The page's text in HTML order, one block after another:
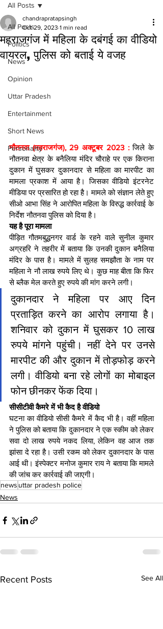
All Posts
Politics
News
Opinion
Uttar Pradesh
Entertainment
Short News
Personality
All Posts
महराजगंज में महिला के दबंगई का वीडियो
वायरल, पुलिस को बताई ये वजह
chandrapratapsingh
Oct 29, 2023 1 min read
नौतनवा (महराजगंज), 29 अक्टूबर 2023 : जिले के
नौतनवा क्षेत्र के बनैलिया मंदिर चौराहे पर एक किराना
दुकान में घुसकर दुकानदार से महिला का मारपीट का
मामला प्रकाश में आया है। जिसका वीडियो इंटरनेट
मीडिया पर प्रसारित हो रहा है। मामले को संज्ञान लेते हुए
सीओ आभा सिंह ने आरोपित महिला के विरुद्ध कार्रवाई के
निर्देश नौतनवा पुलिस को दिया है।
यह है पूरा मामला
पीड़ित गौतमबुद्धनगर वार्ड के रहने वाले सुनील कुमार
अग्रहरि ने तहरीर में बताया कि उनकी दुकान बनैलिया
मंदिर के पास है। मामले में सुलह समझौता के नाम पर
महिला ने नौ लाख रुपये लिए थे। कुछ माह बीता कि फिर
से ब्लैक मेल करते हुए रुपये की मांग करने लगी।
दुकानदार ने महिला पर आए दिन
प्रताड़ित करने का आरोप लगाया है।
शनिवार को दुकान में घुसकर 10 लाख
रुपये मांगने पहुंची। नहीं देने पर उनसे
मारपीट की और दुकान में तोड़फोड़ करने
लगी। वीडियो बना रहे लोगों का मोबाइल
फोन छीनकर फेंक दिया।
सीसीटीवी कैमरे में भी कैद है वीडियो
घटना का वीडियो सीसी कैमरे में कैद भी है। वहीं महिला
ने पुलिस को बताया कि दुकानदार ने एक स्कीम को लेकर
सवा दो लाख रुपये नकद लिया, लेकिन वह आज तक
झांसा दे रहा है। उसी रकम को लेकर दुकानदार के पास
आई थी। इंस्पेक्टर मनोज कुमार राय ने बताया कि मामले
की जांच कर कार्रवाई की जाएगी।
news uttar pradesh police
News
Recent Posts See All